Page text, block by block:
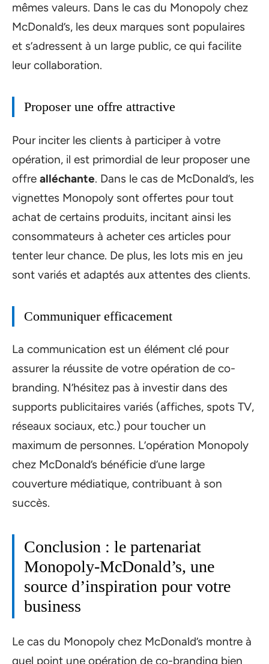
mêmes valeurs. Dans le cas du Monopoly chez
McDonald’s, les deux marques sont populaires
et s’adressent à un large public, ce qui facilite
leur collaboration.
Proposer une offre attractive
Pour inciter les clients à participer à votre
opération, il est primordial de leur proposer une
offre alléchante. Dans le cas de McDonald’s, les
vignettes Monopoly sont offertes pour tout
achat de certains produits, incitant ainsi les
consommateurs à acheter ces articles pour
tenter leur chance. De plus, les lots mis en jeu
sont variés et adaptés aux attentes des clients.
Communiquer efficacement
La communication est un élément clé pour
assurer la réussite de votre opération de co-
branding. N’hésitez pas à investir dans des
supports publicitaires variés (affiches, spots TV,
réseaux sociaux, etc.) pour toucher un
maximum de personnes. L’opération Monopoly
chez McDonald’s bénéficie d’une large
couverture médiatique, contribuant à son
succès.
Conclusion : le partenariat
Monopoly-McDonald’s, une
source d’inspiration pour votre
business
Le cas du Monopoly chez McDonald’s montre à
quel point une opération de co-branding bien